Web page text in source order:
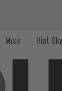
Mısır Hint